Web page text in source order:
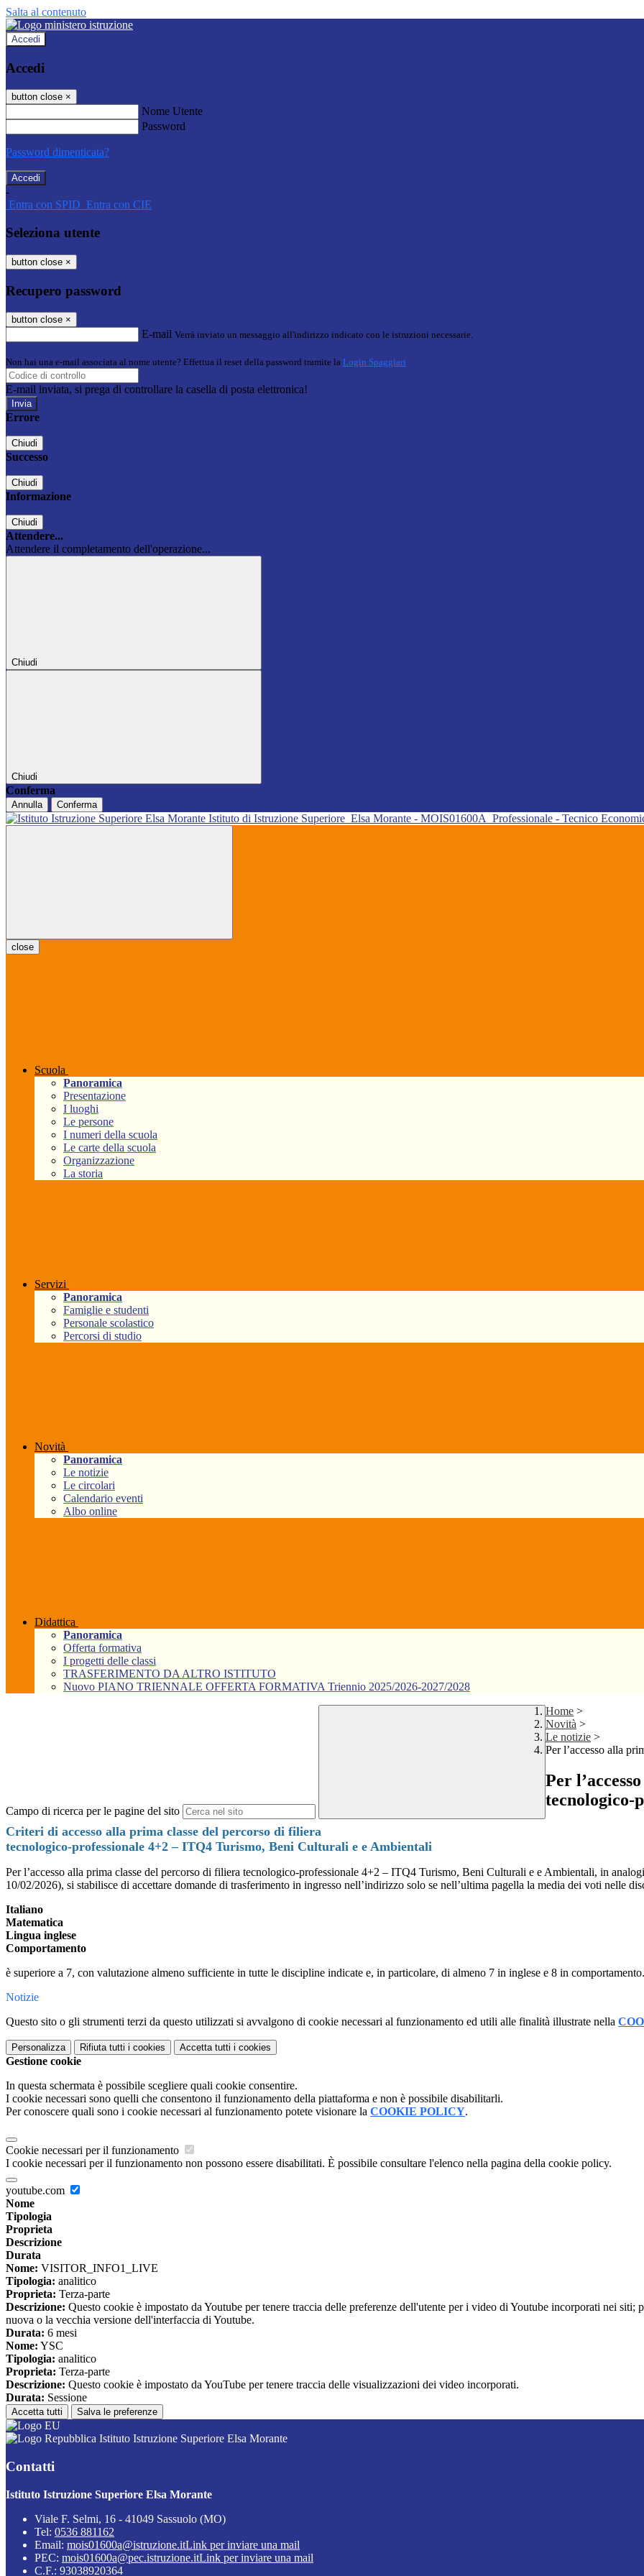
Salta al contenuto
Accedi
Accedi
button close ×
Nome Utente
Password
Password dimenticata?
-
Entra con SPID Entra con CIE
Seleziona utente
button close ×
Recupero password
button close ×
E-mail Verrà inviato un messaggio all'indirizzo indicato con le istruzioni necessarie.
Non hai una e-mail associata al nome utente? Effettua il reset della password tramite la Login Spaggiari
E-mail inviata, si prega di controllare la casella di posta elettronica!
Errore
Chiudi
Successo
Chiudi
Informazione
Chiudi
Attendere...
Attendere il completamento dell'operazione...
Chiudi
Chiudi
Conferma
Annulla Conferma
Istituto di Istruzione Superiore Elsa Morante - MOIS01600A Professionale - Tecnico
close
Scuola
Panoramica
Presentazione
I luoghi
Le persone
I numeri della scuola
Le carte della scuola
Organizzazione
La storia
Servizi
Panoramica
Famiglie e studenti
Personale scolastico
Percorsi di studio
Novità
Panoramica
Le notizie
Le circolari
Calendario eventi
Albo online
Didattica
Panoramica
Offerta formativa
I progetti delle classi
TRASFERIMENTO DA ALTRO ISTITUTO
Nuovo PIANO TRIENNALE OFFERTA FORMATIVA Triennio 2025/2026-2027/2028
Campo di ricerca per le pagine del sito
Home >
Novità >
Le notizie >
Per l’accesso alla
Per
tecnologico-
Criteri di accesso alla prima classe del percorso di filiera
tecnologico-professionale 4+2 – ITQ4 Turismo, Beni Culturali e e Ambientali
Per l’accesso alla prima classe del percorso di filiera tecnologico-professionale 4+2 – ITQ4 Turismo, Beni Culturali e e Ambientali, in a
10/02/2026), si stabilisce di accettare domande di trasferimento in ingresso nell’indirizzo solo se nell’ultima pagella la media dei voti nelle
Italiano
Matematica
Lingua inglese
Comportamento
è superiore a 7, con valutazione almeno sufficiente in tutte le discipline indicate e, in particolare, di almeno 7 in inglese e 8 in comportamento.
Notizie
Questo sito o gli strumenti terzi da questo utilizzati si avvalgono di cookie necessari al funzionamento ed utili alle finalità illustrate nella
Personalizza Rifiuta tutti i cookies Accetta tutti i cookies
Gestione cookie
In questa schermata è possibile scegliere quali cookie consentire.
I cookie necessari sono quelli che consentono il funzionamento della piattaforma e non è possibile disabilitarli.
Per conoscere quali sono i cookie necessari al funzionamento potete visionare la COOKIE POLICY.
Cookie necessari per il funzionamento
I cookie necessari per il funzionamento non possono essere disabilitati. È possibile consultare l'elenco nella pagina della cookie policy.
youtube.com
Nome
Tipologia
Proprieta
Descrizione
Durata
Nome: VISITOR_INFO1_LIVE
Tipologia: analitico
Proprieta: Terza-parte
Descrizione: Questo cookie è impostato da Youtube per tenere traccia delle preferenze dell'utente per i video di Youtube incorporati nei
nuova o la vecchia versione dell'interfaccia di Youtube.
Durata: 6 mesi
Nome: YSC
Tipologia: analitico
Proprieta: Terza-parte
Descrizione: Questo cookie è impostato da YouTube per tenere traccia delle visualizzazioni dei video incorporati.
Durata: Sessione
Accetta tutti Salva le preferenze
Istituto Istruzione Superiore Elsa Morante
Contatti
Istituto Istruzione Superiore Elsa Morante
Viale F. Selmi, 16 - 41049 Sassuolo (MO)
Tel: 0536 881162
Email: mois01600a@istruzione.itLink per inviare una mail
PEC: mois01600a@pec.istruzione.itLink per inviare una mail
C.F.: 93038920364